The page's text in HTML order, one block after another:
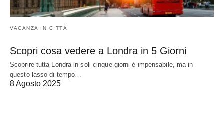
VACANZA IN CITTÀ
Scopri cosa vedere a Londra in 5 Giorni
Scoprire tutta Londra in soli cinque giorni è impensabile, ma in
questo lasso di tempo…
8 Agosto 2025